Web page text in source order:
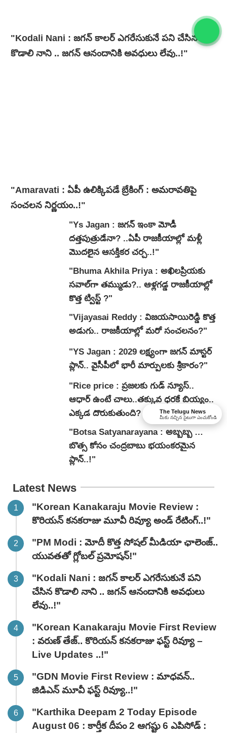
"Kodali Nani : జగన్ కాలర్ ఎగరేసుకునే పని చేసిన
కొడాలి నాని .. జగన్ ఆనందానికి అవధులు లేవు..!"
"Amaravati : ఏపీ ఉలిక్కిపడే బ్రేకింగ్ : అమరావతిపై
సంచలన నిర్ణయం..!"
"Ys Jagan : జగన్ ఇంకా మోడీ
దత్తపుత్రుడేనా? ..ఏపీ రాజకీయాల్లో మళ్లీ
మొదలైన ఆసక్తికర చర్చ..!"
"Bhuma Akhila Priya : అఖిలప్రియకు
సవాల్‌గా తమ్ముడు?.. ఆళ్లగడ్డ రాజకీయాల్లో
కొత్త ట్విస్ట్ ?"
"Vijayasai Reddy : విజయసాయిరెడ్డి కొత్త
అడుగు.. రాజకీయాల్లో మరో సంచలనం?"
"YS Jagan : 2029 లక్ష్యంగా జగన్ మాస్టర్
ప్లాన్.. వైసీపీలో భారీ మార్పులకు శ్రీకారం?"
"Rice price : ప్రజలకు గుడ్ న్యూస్..
ఆధార్ ఉంటే చాలు..తక్కువ ధరకే బియ్యం..
ఎక్కడ దొరుకుతుంది? ఎలా కొనాలి?
వివరాలివే.."
"Botsa Satyanarayana : అబ్బబ్బ …
బొత్స కోసం చంద్రబాబు భయంకరమైన
ప్లాన్..!"
Latest News
"Korean Kanakaraju Movie Review :
కొరియన్ కనకరాజు మూవీ రివ్యూ అండ్ రేటింగ్‌..!"
"PM Modi : మోదీ కొత్త సోషల్ మీడియా ఛాలెంజ్..
యువతతో గ్లోబల్ ప్రమోషన్!"
"Kodali Nani : జగన్ కాలర్ ఎగరేసుకునే పని
చేసిన కొడాలి నాని .. జగన్ ఆనందానికి అవధులు
లేవు..!"
"Korean Kanakaraju Movie First Review
: వరుణ్ తేజ్.. కొరియన్ కనకరాజు ఫస్ట్ రివ్యూ –
Live Updates ..!"
"GDN Movie First Review : మాధవన్..
జిడిఎన్ మూవీ ఫ‌స్ట్ రివ్యూ..!"
"Karthika Deepam 2 Today Episode
August 06 : కార్తీక దీపం 2 ఆగష్టు 6 ఎపిసోడ్ :
The Telugu News
మీకు నచ్చిన సైటుగా ఎంచుకోండి